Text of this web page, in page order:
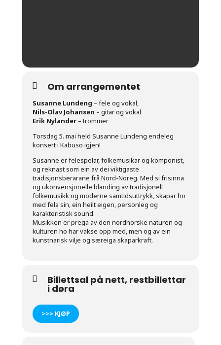
Om arrangementet
Susanne Lundeng – fele og vokal,
Nils-Olav Johansen – gitar og vokal
Erik Nylander– trommer
Torsdag 5. mai held Susanne Lundeng endeleg
konsert i Kabuso igjen!
Susanne er felespelar, folkemusikar og komponist,
og reknast som ein av dei viktigaste
tradisjonsberarane frå Nord-Noreg. Med si frisinna
og ukonvensjonelle blanding av tradisjonell
folkemusikk og moderne samtidsuttrykk, skapar ho
med fela sin, ein heilt eigen, personleg og
karakteristisk sound.
Musikken er prega av den nordnorske naturen og
kulturen ho har vakse opp med, men og av ein
kunstnarisk vilje og særeiga skaparkraft.
Billettsal på nett, restbillettar
i døra
>>> KJØP